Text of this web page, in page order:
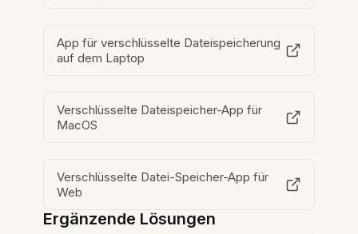
App für verschlüsselte Dateispeicherung
auf dem Laptop
Verschlüsselte Dateispeicher-App für
MacOS
Verschlüsselte Datei-Speicher-App für
Web
Ergänzende Lösungen